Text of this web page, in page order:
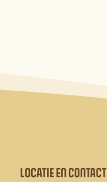
LOCATIE EN CONTACT